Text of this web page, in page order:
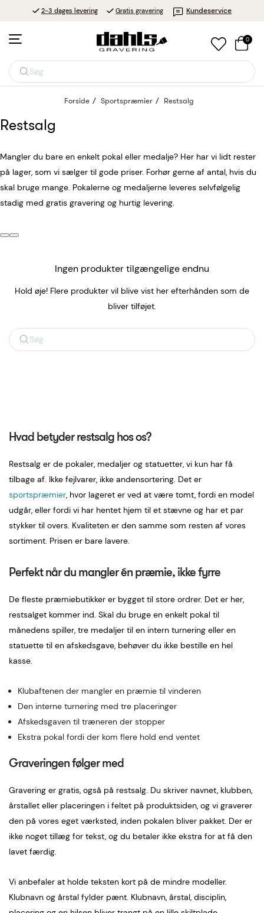
2-3 dages levering Gratis gravering Kundeservice
Søg
0
Forside Sportspræmier Restsalg
Restsalg
Mangler du bare en enkelt pokal eller medalje? Her har vi lidt rester
på lager, som vi sælger til gode priser. Forhør gerne af antal, hvis du
skal bruge mange. Pokalerne og medaljerne leveres selvfølgelig
stadig med gratis gravering og hurtig levering.
Ingen produkter tilgængelige endnu
Hold øje! Flere produkter vil blive vist her efterhånden som de
bliver tilføjet.
Søg
Hvad betyder restsalg hos os?
Restsalg er de pokaler, medaljer og statuetter, vi kun har få
tilbage af. Ikke fejlvarer, ikke andensortering. Det er
sportspræmier , hvor lageret er ved at være tomt, fordi en model
udgår, eller fordi vi har hentet hjem til et stævne og har et par
stykker til overs. Kvaliteten er den samme som resten af vores
sortiment. Prisen er bare lavere.
Perfekt når du mangler én præmie, ikke fyrre
De fleste præmiebutikker er bygget til store ordrer. Det er her,
restsalget kommer ind. Skal du bruge en enkelt pokal til
månedens spiller, tre medaljer til en intern turnering eller en
statuette til en afskedsgave, behøver du ikke bestille en hel
kasse.
Klubaftenen der mangler en præmie til vinderen
Den interne turnering med tre placeringer
Afskedsgaven til træneren der stopper
Ekstra pokal fordi der kom flere hold end ventet
Graveringen følger med
Gravering er gratis, også på restsalg. Du skriver navnet, klubben,
årstallet eller placeringen i feltet på produktsiden, og vi graverer
den på vores eget værksted, inden pokalen bliver pakket. Der er
ikke noget tillæg for tekst, og du betaler ikke ekstra for at få den
lavet færdig.
Vi anbefaler at holde teksten kort på de mindre modeller.
Klubnavn og årstal fylder pænt. Klubnavn, årstal, disciplin,